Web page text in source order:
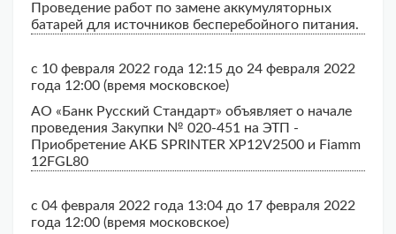
Проведение работ по замене аккумуляторных
батарей для источников бесперебойного питания.
с 10 февраля 2022 года 12:15 до 24 февраля 2022
года 12:00 (время московское)
АО «Банк Русский Стандарт» объявляет о начале
проведения Закупки № 020-451 на ЭТП -
Приобретение АКБ SPRINTER XP12V2500 и Fiamm
12FGL80
с 04 февраля 2022 года 13:04 до 17 февраля 2022
года 12:00 (время московское)